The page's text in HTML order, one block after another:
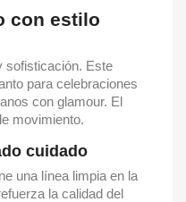
con estilo
sofisticación. Este
para celebraciones
con glamour. El
movimiento.
cuidado
una línea limpia en la
la calidad del